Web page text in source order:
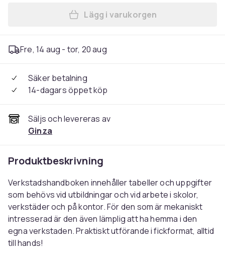
Lägg till
Lägg i varukorgen
Fre, 14 aug - tor, 20 aug
Säker betalning
14-dagars öppet köp
Säljs och levereras av
Ginza
Produktbeskrivning
Verkstadshandboken innehåller tabeller och uppgifter
som behövs vid utbildningar och vid arbete i skolor,
verkstäder och på kontor. För den som är mekaniskt
intresserad är den även lämplig att ha hemma i den
egna verkstaden. Praktiskt utförande i fickformat, alltid
till hands!